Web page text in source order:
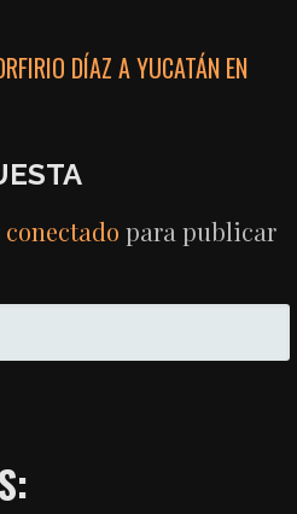
DÍAZ A YUCATÁN EN
conectado para publicar